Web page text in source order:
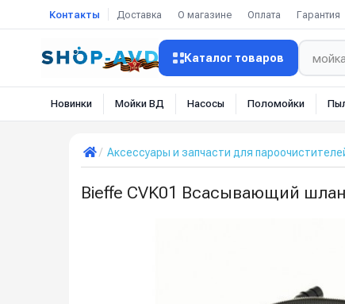
Контакты Доставка О магазине Оплата Гарантия
Каталог товаров
Новинки Мойки ВД Насосы Поломойки
Аксессуары и запчасти для
Bieffe CVK01 Всасывающий